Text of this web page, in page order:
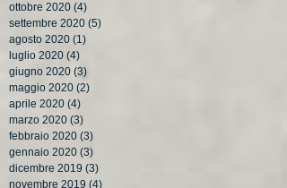
ottobre 2020 (4)
settembre 2020 (5)
agosto 2020 (1)
luglio 2020 (4)
giugno 2020 (3)
maggio 2020 (2)
aprile 2020 (4)
marzo 2020 (3)
febbraio 2020 (3)
gennaio 2020 (3)
dicembre 2019 (3)
novembre 2019 (4)